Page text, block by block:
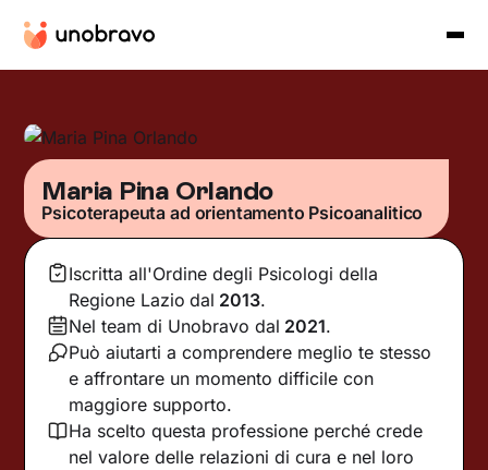
Maria Pina Orlando
Psicoterapeuta ad orientamento Psicoanalitico
Iscritta all'Ordine degli Psicologi della
Regione Lazio dal 2013.
Nel team di Unobravo dal 2021.
Può aiutarti a comprendere meglio te stesso
e affrontare un momento difficile con
maggiore supporto.
Ha scelto questa professione perché crede
nel valore delle relazioni di cura e nel loro